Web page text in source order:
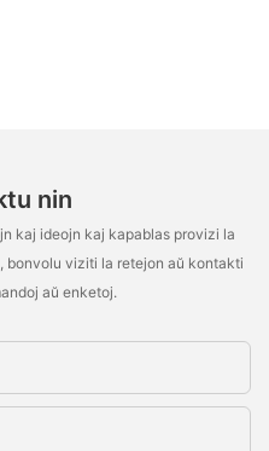
nin
kaj ideojn kaj kapablas provizi la
bonvolu viziti la retejon aŭ kontakti
aŭ enketoj.